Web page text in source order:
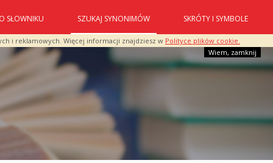
i reklamowych. Więcej informacji znajdziesz w Polityce plików cookie.
Wiem, zamknij
O SŁOWNIKU SZUKAJ SYNONIMÓW SKRÓTY I SYMBOLE